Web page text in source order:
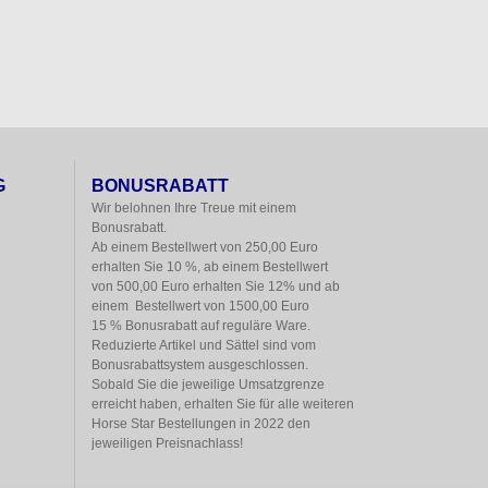
BONUSRABATT
Wir belohnen Ihre Treue mit einem
Bonusrabatt.
Ab einem Bestellwert von 250,00 Euro
erhalten Sie 10 %, ab einem Bestellwert
von 500,00 Euro erhalten Sie 12% und ab
einem  Bestellwert von 1500,00 Euro
15 % Bonusrabatt auf reguläre Ware.
Reduzierte Artikel und Sättel sind vom
Bonusrabattsystem ausgeschlossen.
Sobald Sie die jeweilige Umsatzgrenze
erreicht haben, erhalten Sie für alle weiteren
Horse Star Bestellungen in 2022 den
jeweiligen Preisnachlass!